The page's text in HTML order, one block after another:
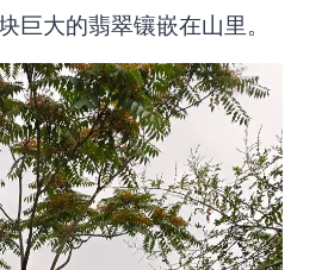
巨大的翡翠镶嵌在山里。